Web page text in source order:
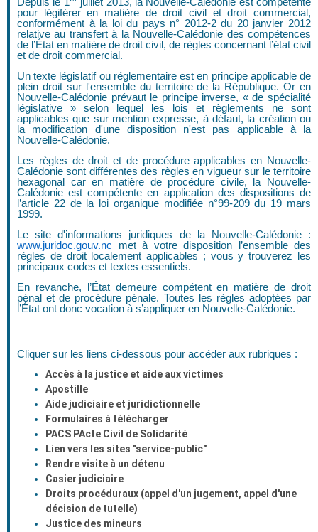
pour légiférer en matière de droit civil et droit commercial,
conformément à la loi du pays n° 2012-2 du 20 janvier 2012
relative au transfert à la Nouvelle-Calédonie des compétences
de l’État en matière de droit civil, de règles concernant l’état civil
et de droit commercial.
Un texte législatif ou réglementaire est en principe applicable de
plein droit sur l'ensemble du territoire de la République. Or en
Nouvelle-Calédonie prévaut le principe inverse, « de spécialité
législative » selon lequel les lois et règlements ne sont
applicables que sur mention expresse, à défaut, la création ou
la modification d'une disposition n'est pas applicable à la
Nouvelle-Calédonie.
Les règles de droit et de procédure applicables en Nouvelle-
Calédonie sont différentes des règles en vigueur sur le territoire
hexagonal car en matière de procédure civile, la Nouvelle-
Calédonie est compétente en application des dispositions de
l’article 22 de la loi organique modifiée n°99-209 du 19 mars
1999.
Le site d'informations juridiques de la Nouvelle-Calédonie :
www.juridoc.gouv.nc met à votre disposition l’ensemble des
règles de droit localement applicables ; vous y trouverez les
principaux codes et textes essentiels.
En revanche, l’État demeure compétent en matière de droit
pénal et de procédure pénale. Toutes les règles adoptées par
l’État ont donc vocation à s’appliquer en Nouvelle-Calédonie.
Cliquer sur les liens ci-dessous pour accéder aux rubriques :
Accès à la justice et aide aux victimes
Apostille
Aide judiciaire et juridictionnelle
Formulaires à télécharger
PACS PActe Civil de Solidarité
Lien vers les sites "service-public"
Rendre visite à un détenu
Casier judiciaire
Droits procéduraux (appel d'un jugement, appel d'une
décision de tutelle)
Justice des mineurs